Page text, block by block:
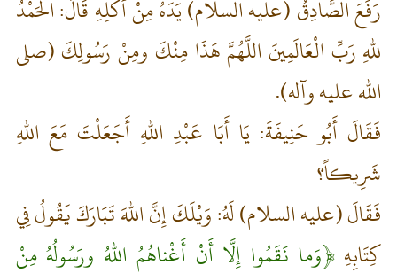
رَفَعَ الصَّادِقُ (عليه السلام) يَدَهُ مِنْ أَكْلِهِ قَالَ: الْحَمْدُ
للهِ رَبِّ الْعَالَمِينَ اللَّهُمَّ هَذَا مِنْكَ ومِنْ رَسُولِكَ (صلى
الله عليه وآله).
فَقَالَ أَبُو حَنِيفَةَ: يَا أَبَا عَبْدِ اللهِ أَجَعَلْتَ مَعَ اللهِ
شَرِيكاً؟
فَقَالَ (عليه السلام) لَهُ: وَيْلَكَ إِنَّ اللهَ تَبَارَكَ يَقُولُ فِي
كِتَابِهِ﴿وَما نَقَمُوا إِلَّا أَنْ أَغْناهُمُ اللهُ ورَسُولُهُ مِنْ